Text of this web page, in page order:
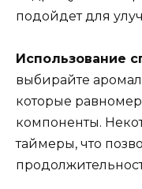
подойдет для
Использование
выбирайте
которые
компоненты.
таймеры, что